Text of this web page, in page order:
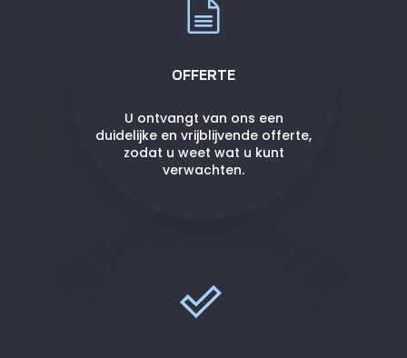
OFFERTE
U ontvangt van ons een
duidelijke en vrijblijvende offerte,
zodat u weet wat u kunt
verwachten.